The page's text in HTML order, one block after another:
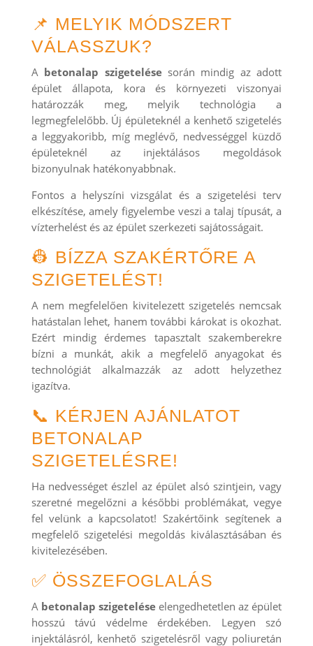
📌 MELYIK MÓDSZERT
VÁLASSZUK?
A betonalap szigetelésesorán mindig az adott
épület állapota, kora és környezeti viszonyai
határozzák meg, melyik technológia a
legmegfelelőbb. Új épületeknél a kenhető szigetelés
a leggyakoribb, míg meglévő, nedvességgel küzdő
épületeknél az injektálásos megoldások
bizonyulnak hatékonyabbnak.
Fontos a helyszíni vizsgálat és a szigetelési terv
elkészítése, amely figyelembe veszi a talaj típusát, a
vízterhelést és az épület szerkezeti sajátosságait.
👷 BÍZZA SZAKÉRTŐRE A
SZIGETELÉST!
A nem megfelelően kivitelezett szigetelés nemcsak
hatástalan lehet, hanem további károkat is okozhat.
Ezért mindig érdemes tapasztalt szakemberekre
bízni a munkát, akik a megfelelő anyagokat és
technológiát alkalmazzák az adott helyzethez
igazítva.
📞 KÉRJEN AJÁNLATOT
BETONALAP
SZIGETELÉSRE!
Ha nedvességet észlel az épület alsó szintjein, vagy
szeretné megelőzni a későbbi problémákat, vegye
fel velünk a kapcsolatot! Szakértőink segítenek a
megfelelő szigetelési megoldás kiválasztásában és
kivitelezésében.
✅ ÖSSZEFOGLALÁS
A betonalap szigeteléseelengedhetetlen az épület
hosszú távú védelme érdekében. Legyen szó
injektálásról, kenhető szigetelésről vagy poliuretán